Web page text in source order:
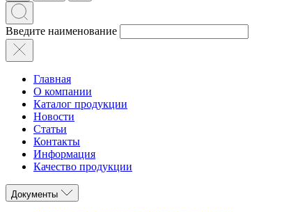
Введите наименование
Главная
О компании
Каталог продукции
Новости
Статьи
Контакты
Информация
Качество продукции
Документы